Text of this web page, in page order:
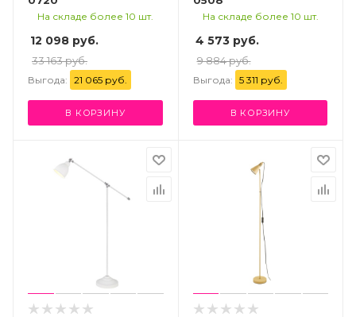
На складе более 10 шт.
12 098 руб.
33 163 руб.
Выгода: 21 065 руб.
В КОРЗИНУ
На складе более 10 шт.
4 573 руб.
9 884 руб.
Выгода: 5 311 руб.
В КОРЗИНУ